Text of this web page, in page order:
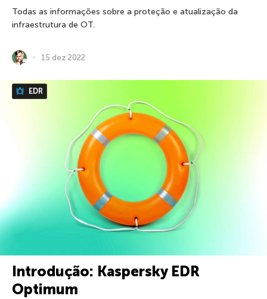
Todas as informações sobre a proteção e atualização da
infraestrutura de OT.
15 dez 2022
EDR
Introdução: Kaspersky EDR
Optimum